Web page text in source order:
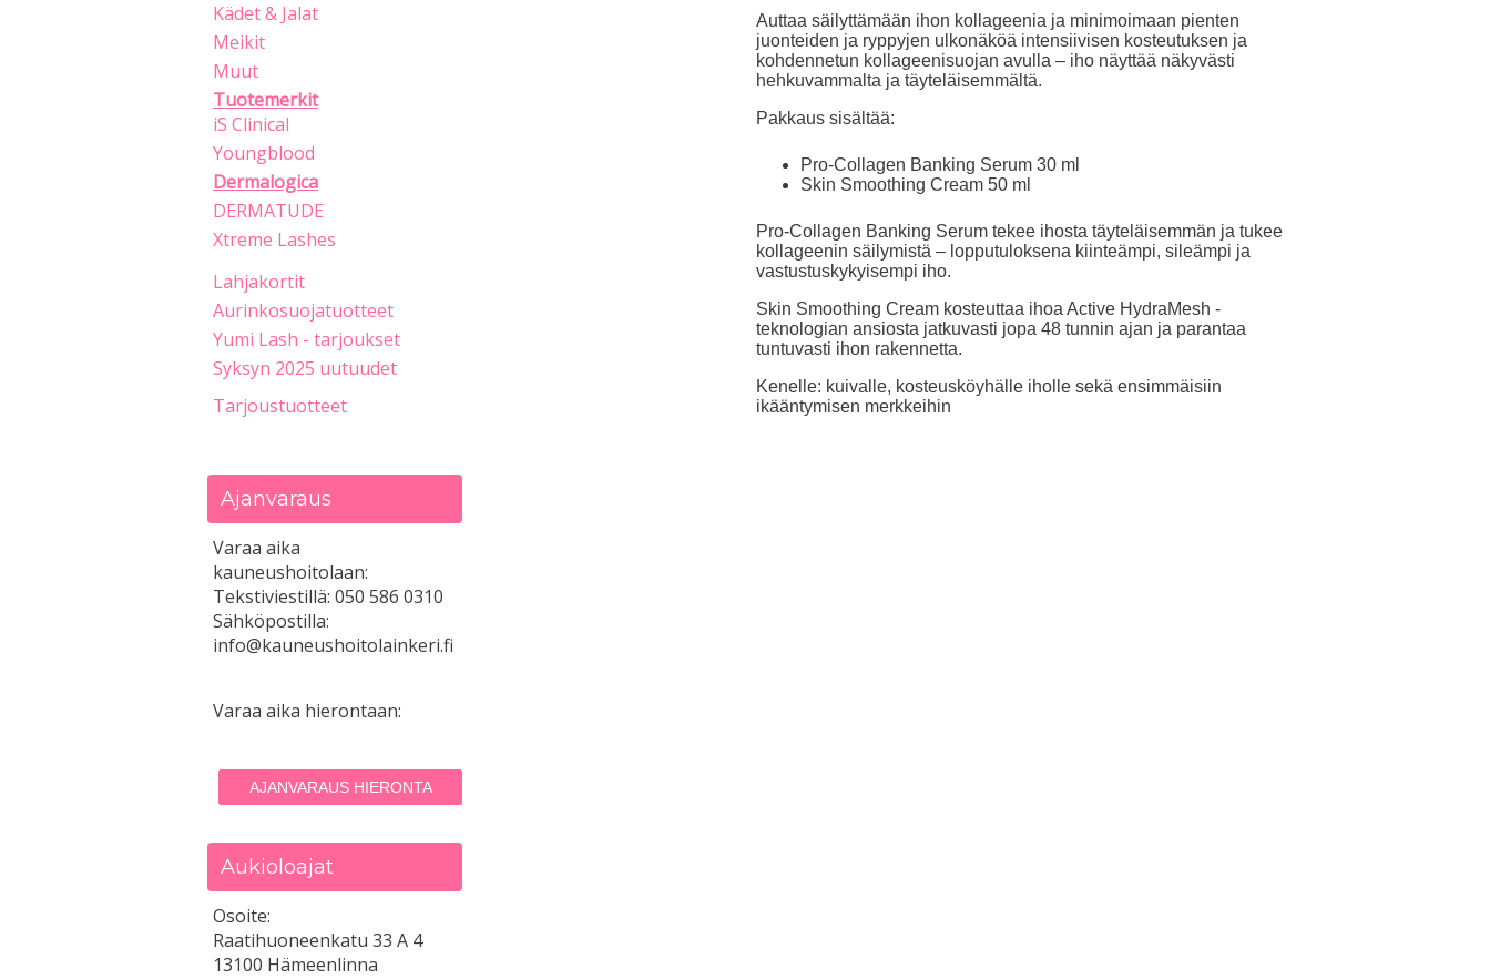
Auttaa säilyttämään ihon kollageenia ja minimoimaan pienten
juonteiden ja ryppyjen ulkonäköä intensiivisen kosteutuksen ja
kohdennetun kollageenisuojan avulla – iho näyttää näkyvästi
hehkuvammalta ja täyteläisemmältä.
Pakkaus sisältää:
Pro-Collagen Banking Serum 30 ml
Skin Smoothing Cream 50 ml
Pro-Collagen Banking Serum tekee ihosta täyteläisemmän ja tukee
kollageenin säilymistä – lopputuloksena kiinteämpi, sileämpi ja
vastustuskykyisempi iho.
Skin Smoothing Cream kosteuttaa ihoa Active HydraMesh -
teknologian ansiosta jatkuvasti jopa 48 tunnin ajan ja parantaa
tuntuvasti ihon rakennetta.
Kenelle: kuivalle, kosteusköyhälle iholle sekä ensimmäisiin
ikääntymisen merkkeihin
Kädet & Jalat
Meikit
Muut
Tuotemerkit
iS Clinical
Youngblood
Dermalogica
DERMATUDE
Xtreme Lashes
Lahjakortit
Aurinkosuojatuotteet
Yumi Lash - tarjoukset
Syksyn 2025 uutuudet
Tarjoustuotteet
Ajanvaraus
Varaa aika
kauneushoitolaan:
Tekstiviestillä: 050 586 0310
Sähköpostilla:
info@kauneushoitolainkeri.fi
Varaa aika hierontaan:
AJANVARAUS HIERONTA
Aukioloajat
Osoite:
Raatihuoneenkatu 33 A 4
13100 Hämeenlinna